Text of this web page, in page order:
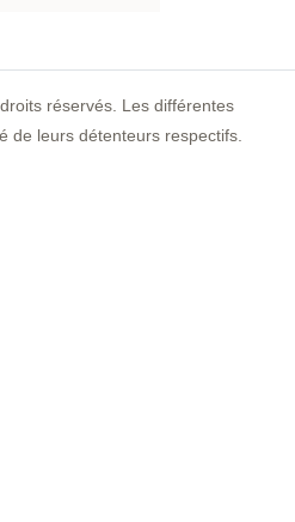
réservés. Les différentes
de leurs détenteurs respectifs.